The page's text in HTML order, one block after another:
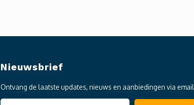
Nieuwsbrief
Ontvang de laatste updates, nieuws en aanbiedingen via email